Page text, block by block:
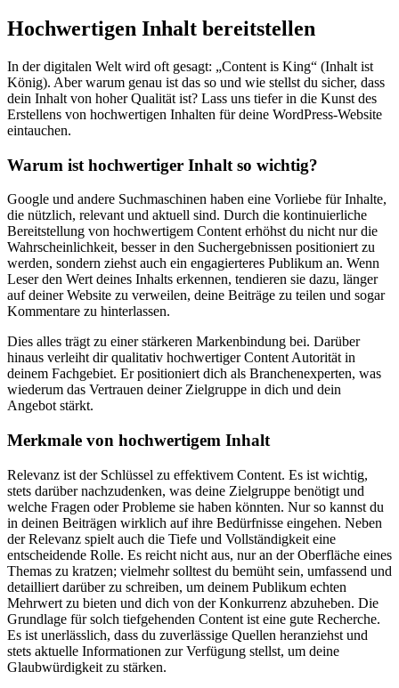
Hochwertigen Inhalt bereitstellen
In der digitalen Welt wird oft gesagt: „Content is King“ (Inhalt ist
König). Aber warum genau ist das so und wie stellst du sicher, dass
dein Inhalt von hoher Qualität ist? Lass uns tiefer in die Kunst des
Erstellens von hochwertigen Inhalten für deine WordPress-Website
eintauchen.
Warum ist hochwertiger Inhalt so wichtig?
Google und andere Suchmaschinen haben eine Vorliebe für Inhalte,
die nützlich, relevant und aktuell sind. Durch die kontinuierliche
Bereitstellung von hochwertigem Content erhöhst du nicht nur die
Wahrscheinlichkeit, besser in den Suchergebnissen positioniert zu
werden, sondern ziehst auch ein engagierteres Publikum an. Wenn
Leser den Wert deines Inhalts erkennen, tendieren sie dazu, länger
auf deiner Website zu verweilen, deine Beiträge zu teilen und sogar
Kommentare zu hinterlassen.
Dies alles trägt zu einer stärkeren Markenbindung bei. Darüber
hinaus verleiht dir qualitativ hochwertiger Content Autorität in
deinem Fachgebiet. Er positioniert dich als Branchenexperten, was
wiederum das Vertrauen deiner Zielgruppe in dich und dein
Angebot stärkt.
Merkmale von hochwertigem Inhalt
Relevanz ist der Schlüssel zu effektivem Content. Es ist wichtig,
stets darüber nachzudenken, was deine Zielgruppe benötigt und
welche Fragen oder Probleme sie haben könnten. Nur so kannst du
in deinen Beiträgen wirklich auf ihre Bedürfnisse eingehen. Neben
der Relevanz spielt auch die Tiefe und Vollständigkeit eine
entscheidende Rolle. Es reicht nicht aus, nur an der Oberfläche eines
Themas zu kratzen; vielmehr solltest du bemüht sein, umfassend und
detailliert darüber zu schreiben, um deinem Publikum echten
Mehrwert zu bieten und dich von der Konkurrenz abzuheben. Die
Grundlage für solch tiefgehenden Content ist eine gute Recherche.
Es ist unerlässlich, dass du zuverlässige Quellen heranziehst und
stets aktuelle Informationen zur Verfügung stellst, um deine
Glaubwürdigkeit zu stärken.